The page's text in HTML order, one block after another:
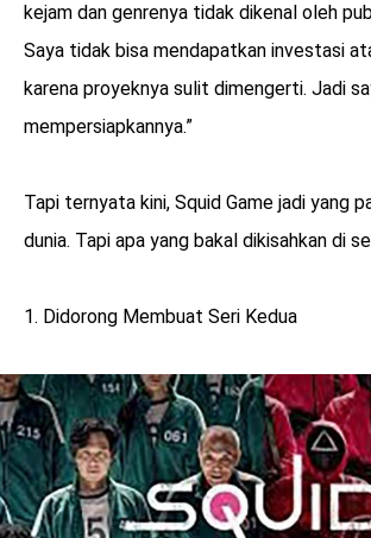
kejam dan genrenya tidak dikenal oleh
Saya tidak bisa mendapatkan investasi
karena proyeknya sulit dimengerti. Jadi
mempersiapkannya.”
Tapi ternyata kini, Squid Game jadi yang
dunia. Tapi apa yang bakal dikisahkan di
1. Didorong Membuat Seri Kedua